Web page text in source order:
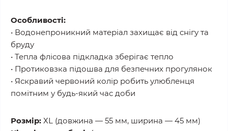
Особливості:
• Водонепроникний матеріал захищає від снігу та
бруду
• Тепла флісова підкладка зберігає тепло
• Протиковзка підошва для безпечних прогулянок
• Яскравий червоний колір робить улюбленця
помітним у будь-який час доби
Розмір: ХL (довжина — 55 мм, ширина — 45 мм)